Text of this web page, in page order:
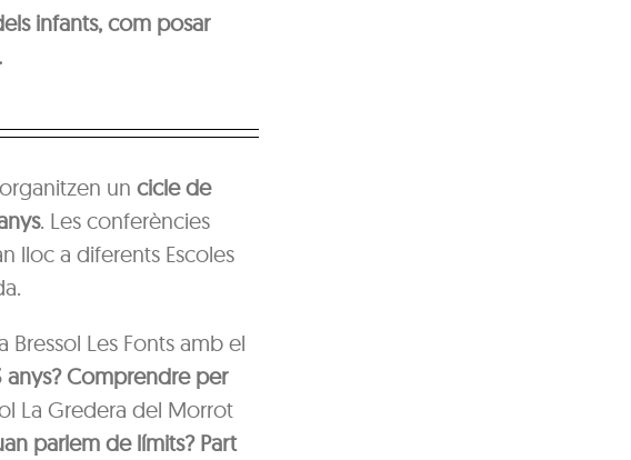
infants, com posar
un cicle de
. Les conferències
lloc a diferents Escoles
Bressol Les Fonts amb el
anys? Comprendre per
La Gredera del Morrot
parlem de límits? Part